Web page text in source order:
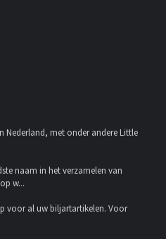
Nederland, met onder andere Little
naam in het verzamelen van
w...
voor al uw biljartartikelen. Voor